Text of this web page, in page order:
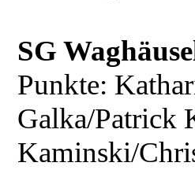
SG
Punkte:
Galka/Patrick
Kaminski/